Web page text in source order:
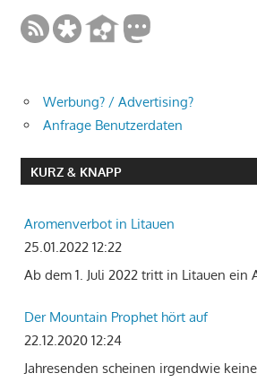
Werbung? / Advertising?
Anfrage Benutzerdaten
KURZ & KNAPP
Aromenverbot in Litauen
25.01.2022 12:22
Ab dem 1. Juli 2022 tritt in Litauen ein
Der Mountain Prophet hört auf
22.12.2020 12:24
Jahresenden scheinen irgendwie